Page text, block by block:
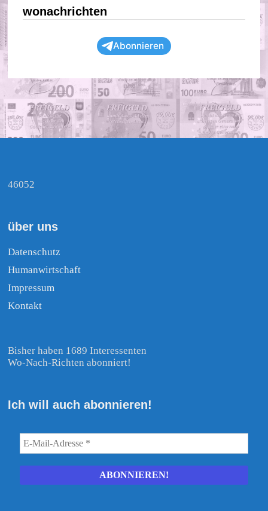
wonachrichten
Abonnieren
46052
über uns
Datenschutz
Humanwirtschaft
Impressum
Kontakt
Bisher haben 1689 Interessenten
Wo-Nach-Richten abonniert!
Ich will auch abonnieren!